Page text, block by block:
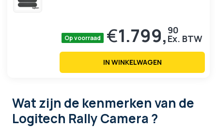
Op voorraad €1.799, 90
IN WINKELWAGEN
Wat zijn de kenmerkenvan de
Logitech Rally Camera ?